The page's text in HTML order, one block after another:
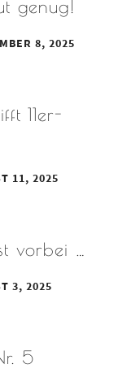
genug!
8, 2025
11er-
11, 2025
vorbei …
3, 2025
5